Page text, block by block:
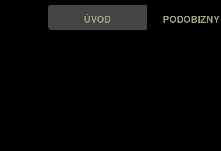
ÚVOD PODOBIZNY